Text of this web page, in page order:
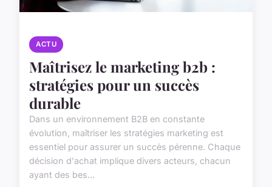
ACTU
Maîtrisez le marketing b2b :
stratégies pour un succès
durable
Dans un environnement B2B en constante
évolution, maîtriser les stratégies marketing est
essentiel pour assurer un succès pérenne. Chaque
décision d'achat implique divers acteurs, chacun
ayant des bes...